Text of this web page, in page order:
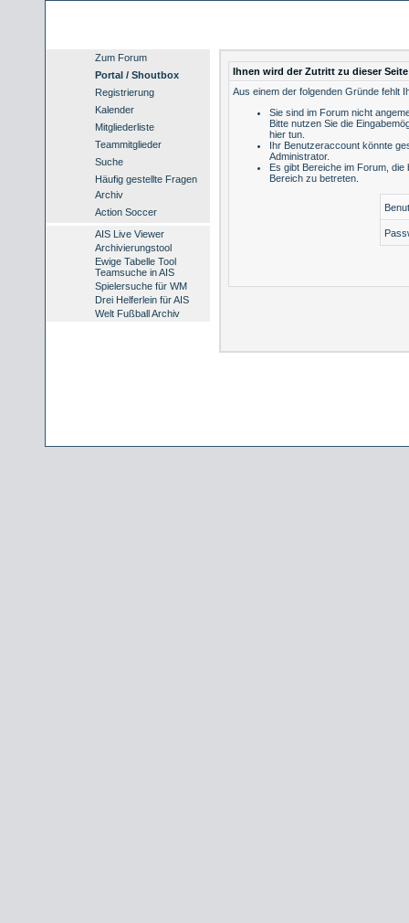
Zum Forum
Portal / Shoutbox
Registrierung
Kalender
Mitgliederliste
Teammitglieder
Suche
Häufig gestellte Fragen
Archiv
Action Soccer
AIS Live Viewer
Archivierungstool
Ewige Tabelle Tool
Teamsuche in AIS
Spielersuche für WM
Drei Helferlein für AIS
Welt Fußball Archiv
Ihnen wird der Zutritt zu dieser
Aus einem der folgenden Gründe fehlt
Sie sind im Forum nicht
Bitte nutzen Sie die
hier tun
Ihr Benutzeraccount könnte
Administrator.
Es gibt Bereiche im Forum,
Bereich zu betreten.